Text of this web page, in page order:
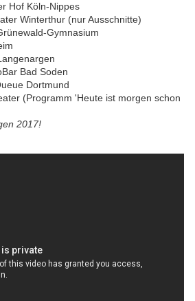
Hof Köln-Nippes
Winterthur (nur Ausschnitte)
Gymnasium
Bad Soden
Dortmund
(Programm 'Heute ist morgen schon
2017!